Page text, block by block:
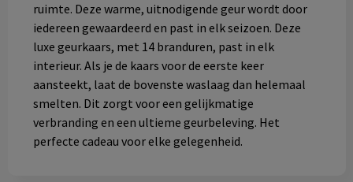
ruimte. Deze warme, uitnodigende geur wordt door
iedereen gewaardeerd en past in elk seizoen. Deze
luxe geurkaars, met 14 branduren, past in elk
interieur. Als je de kaars voor de eerste keer
aansteekt, laat de bovenste waslaag dan helemaal
smelten. Dit zorgt voor een gelijkmatige
verbranding en een ultieme geurbeleving. Het
perfecte cadeau voor elke gelegenheid.